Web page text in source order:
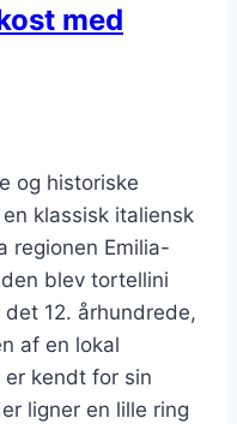
med
og historiske
klassisk italiensk
regionen Emilia-
blev tortellini
12. århundrede,
af en lokal
kendt for sin
ligner en lille ring